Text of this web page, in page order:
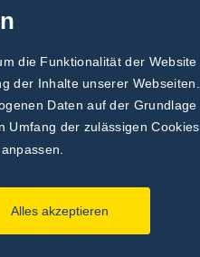
die Funktionalität der Website
der Inhalte unserer Webseiten.
Daten auf der Grundlage
Umfang der zulässigen Cookies
Alles akzeptieren